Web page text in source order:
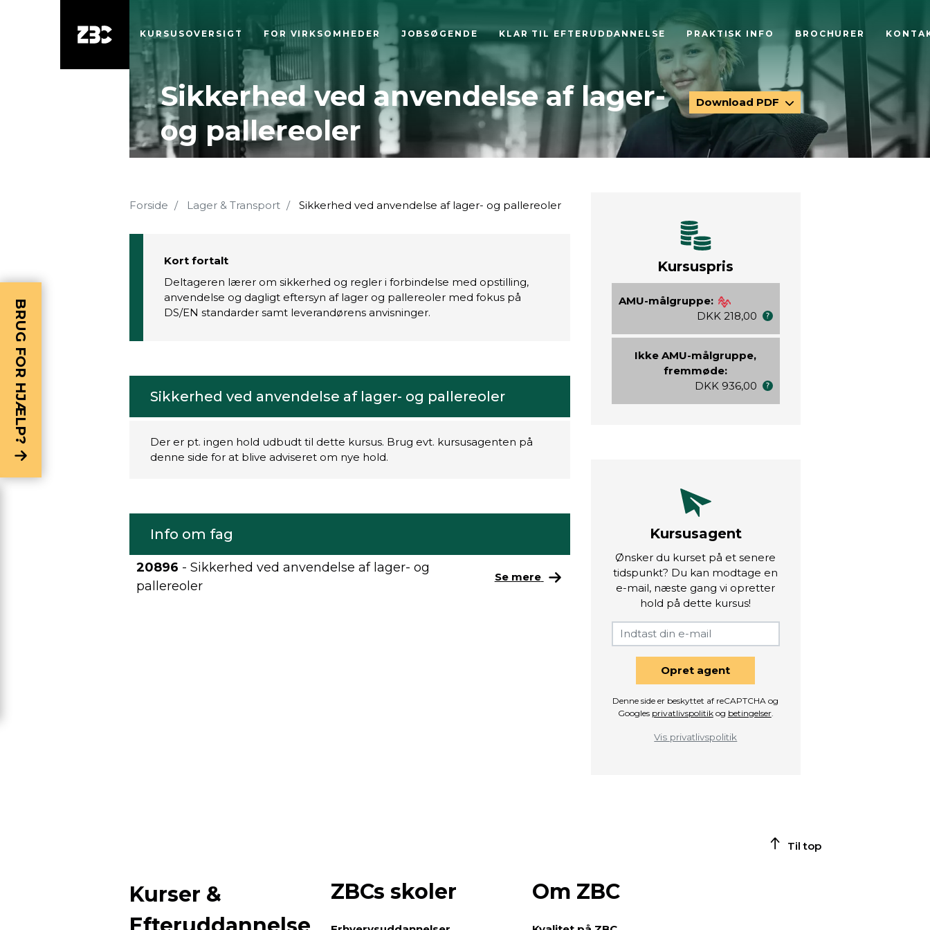
KURSUSOVERSIGT FOR VIRKSOMHEDER JOBSØGENDE KLAR TIL EFTERUDDANNELSE PRAKTISK INFO BROCHURER
Sikkerhed ved anvendelse af lager-
og pallereoler
Download PDF
Forside Lager & Transport Sikkerhed ved anvendelse af lager- og pallereoler
Kort fortalt
Deltageren lærer om sikkerhed og regler i forbindelse med opstilling,
anvendelse og dagligt eftersyn af lager og pallereoler med fokus på
DS/EN standarder samt leverandørens anvisninger.
Sikkerhed ved anvendelse af lager- og pallereoler
Der er pt. ingen hold udbudt til dette kursus. Brug evt. kursusagenten på
denne side for at blive adviseret om nye hold.
Info om fag
20896 - Sikkerhed ved anvendelse af lager- og
pallereoler
Se mere
Kursuspris
AMU-målgruppe:
DKK 218,00
Ikke AMU-målgruppe,
fremmøde:
DKK 936,00
Kursusagent
Ønsker du kurset på et senere
tidspunkt? Du kan modtage en
e-mail, næste gang vi opretter
hold på dette kursus!
Opret agent
Denne side er beskyttet af reCAPTCHA og
Googles privatlivspolitikog betingelser.
Vis privatlivspolitik
BRUG FOR HJÆLP?
Til top
Kurser &
ZBCs skoler Om ZBC